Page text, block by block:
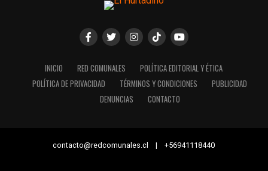
INICIO RED COMUNALES
POLÍTICA EDITORIAL Y ÉTICA
POLÍTICA DE PRIVACIDAD
TÉRMINOS Y CONDICIONES
PUBLICIDAD
DENUNCIAS
CONTACTO
contacto@redcomunales.cl | +56941118440